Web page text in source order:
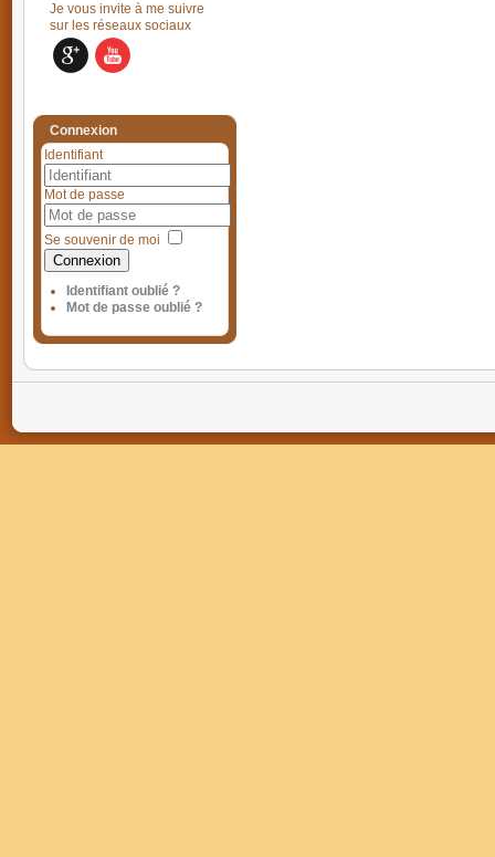
Je vous invite à me suivre
sur les réseaux sociaux
Connexion
Identifiant
Mot de passe
Se souvenir de moi
Connexion
Identifiant oublié ?
Mot de passe oublié ?